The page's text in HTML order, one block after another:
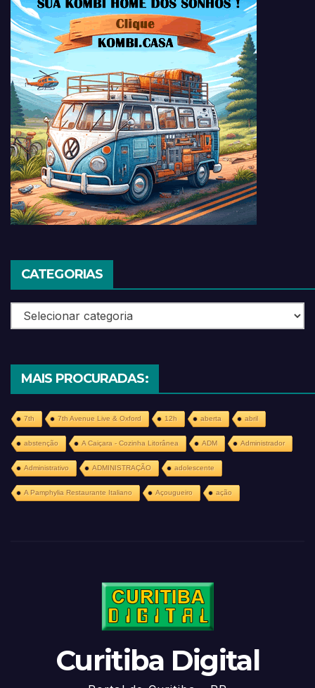
CATEGORIAS
Categorias
MAIS PROCURADAS:
7th 7th Avenue Live & Oxford 12h aberta abril
abstenção A Caiçara - Cozinha Litorânea ADM Administrador
Administrativo ADMINISTRAÇÃO adolescente
A Pamphylia Restaurante Italiano Açougueiro ação
Curitiba Digital